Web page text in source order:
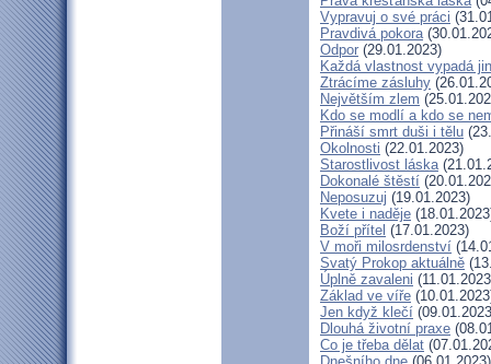
Vypravuj o své práci
Pravdivá pokora
Odpor (29.01.2023)
Každá vlastnost vypadá
Ztrácíme zásluhy
Největším zlem
Kdo se modlí a kdo se
Přináší smrt duši i tělu
Okolnosti (22.01.2023)
Starostlivost láska
Dokonalé štěstí
Neposuzuj (19.01.2023)
Kvete i naděje
Boží přítel (17.01.2023)
V moři milosrdenství
Svatý Prokop aktuálně
Úplně zavaleni
Základ ve víře
Jen když klečí
Dlouhá životní praxe
Co je třeba dělat